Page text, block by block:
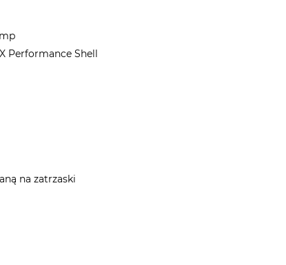
Performance Shell
na zatrzaski